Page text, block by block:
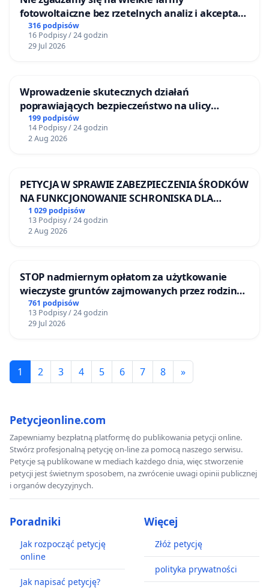
fotowoltaiczne bez rzetelnych analiz i akceptacji
mieszkańców
316 podpisów
16 Podpisy / 24 godzin
29 Jul 2026
Wprowadzenie skutecznych działań
poprawiających bezpieczeństwo na ulicy
Żeromskiego w Otwocku
199 podpisów
14 Podpisy / 24 godzin
2 Aug 2026
PETYCJA W SPRAWIE ZABEZPIECZENIA ŚRODKÓW
NA FUNKCJONOWANIE SCHRONISKA DLA
BEZDOMNYCH ZWIERZĄT W SKARYSZEWIE
1 029 podpisów
13 Podpisy / 24 godzin
2 Aug 2026
STOP nadmiernym opłatom za użytkowanie
wieczyste gruntów zajmowanych przez rodzinne
ogrody działkowe.
761 podpisów
13 Podpisy / 24 godzin
29 Jul 2026
1 2 3 4 5 6 7 8 »
Petycjeonline.com
Zapewniamy bezpłatną platformę do publikowania petycji online.
Stwórz profesjonalną petycję on-line za pomocą naszego serwisu.
Petycje są publikowane w mediach każdego dnia, więc stworzenie
petycji jest świetnym sposobem, na zwrócenie uwagi opinii publicznej
i organów decyzyjnych.
Poradniki
Jak rozpocząć petycję
online
Jak napisać petycję?
Więcej
Złóż petycję
polityka prywatności